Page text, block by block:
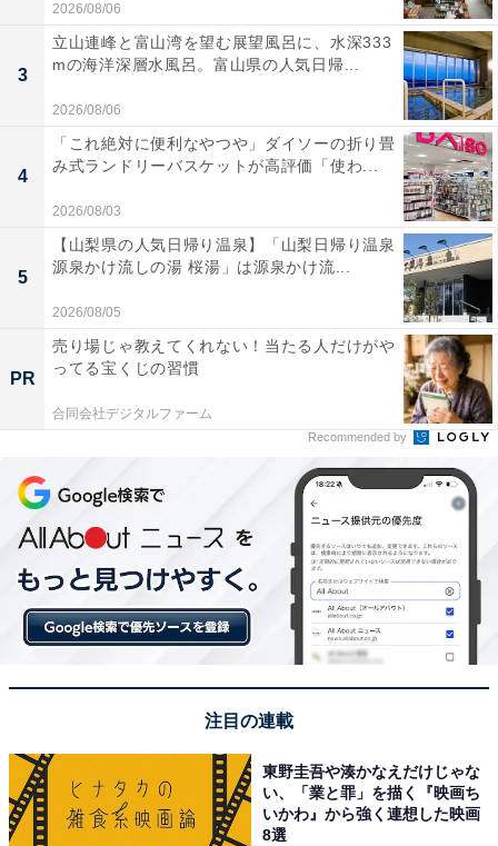
2026/08/06
3
立山連峰と富山湾を望む展望風呂に、水深333
mの海洋深層水風呂。富山県の人気日帰...
2026/08/06
4
「これ絶対に便利なやつや」ダイソーの折り畳
み式ランドリーバスケットが高評価「使わ...
2026/08/03
5
【山梨県の人気日帰り温泉】「山梨日帰り温泉
源泉かけ流しの湯 桜湯」は源泉かけ流...
2026/08/05
PR
売り場じゃ教えてくれない！当たる人だけがや
ってる宝くじの習慣
合同会社デジタルファーム
Recommended by
注目の連載
東野圭吾や湊かなえだけじゃな
い、「業と罪」を描く『映画ち
いかわ』から強く連想した映画
8選